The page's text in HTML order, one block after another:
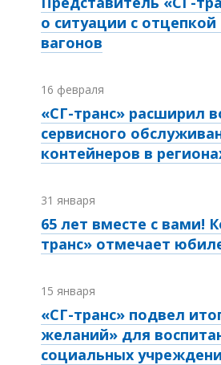
о ситуации с отцепкой
вагонов
16 февраля
«СГ-транс» расширил
сервисного
контейнеров в
31 января
65 лет вместе с вами!
транс» отмечает
15 января
«СГ-транс» подвел
желаний» для
социальных